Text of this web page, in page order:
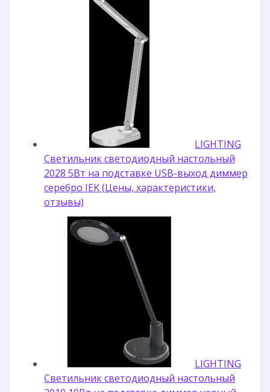
LIGHTING
Светильник светодиодный настольный
2028 5Вт на подставке USB-выход диммер
серебро IEK (Цены, характеристики,
отзывы)
LIGHTING
Светильник светодиодный настольный